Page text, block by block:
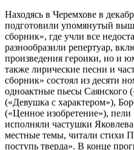
Находясь в Черемхове в
подготовили упомянутый
сборник», где учли все
разнообразили репертуар,
произведения героики, но и
также лирические песни и
сборник» состоял из десяти
одноактные пьесы
(«Девушка с характером»),
(«Ценное изобретение»),
исполняли частушки
местные темы, читали стихи
поступь тверда». В конце